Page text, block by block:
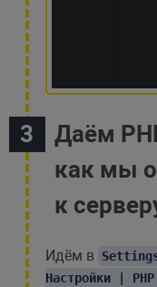
Даём
как мы
к
Идём в
Настройки |